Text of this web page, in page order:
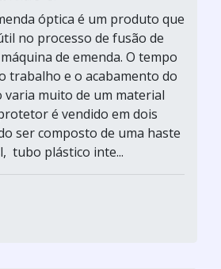
óptica é um produto que
no processo de fusão de
de emenda. O tempo
trabalho e o acabamento do
varia muito de um material
é vendido em dois
ser composto de uma haste
tubo plástico inte...